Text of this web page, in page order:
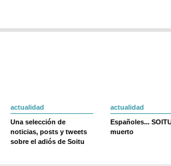
actualidad
Una selección de
noticias, posts y tweets
sobre el adiós de Soitu
actualidad
Españoles...
muerto